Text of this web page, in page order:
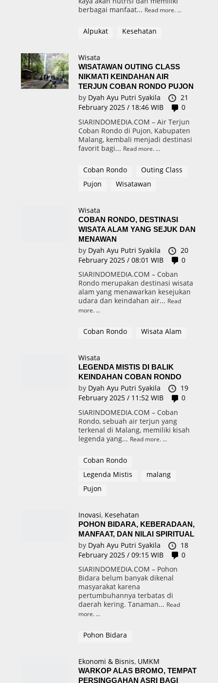
berbagai manfaat... Read more.
Alpukat Kesehatan
Wisata
WISATAWAN OUTING CLASS
NIKMATI KEINDAHAN AIR
TERJUN COBAN RONDO PUJON
by Dyah Ayu Putri Syakila
21
February 2025 / 18:46 WIB
0
SIARINDOMEDIA.COM – Air Terjun
Coban Rondo di Pujon, Kabupaten
Malang, kembali menjadi destinasi
favorit bagi... Read more.
Coban Rondo
Outing Class
Pujon
Wisatawan
Wisata
COBAN RONDO, DESTINASI
WISATA ALAM YANG SEJUK DAN
MENAWAN
by Dyah Ayu Putri Syakila
20
February 2025 / 08:01 WIB
0
SIARINDOMEDIA.COM – Coban
Rondo merupakan destinasi wisata
alam yang menawarkan kesejukan
udara dan keindahan air... Read
more.
Coban Rondo Wisata Alam
Wisata
LEGENDA MISTIS DI BALIK
KEINDAHAN COBAN RONDO
by Dyah Ayu Putri Syakila
19
February 2025 / 11:52 WIB
0
SIARINDOMEDIA.COM – Coban
Rondo, sebuah air terjun yang
terkenal di Malang, memiliki kisah
legenda yang... Read more.
Coban Rondo
Legenda Mistis
malang
Pujon
Inovasi, Kesehatan
POHON BIDARA, KEBERADAAN,
MANFAAT, DAN NILAI SPIRITUAL
by Dyah Ayu Putri Syakila
18
February 2025 / 09:15 WIB
0
SIARINDOMEDIA.COM – Pohon
Bidara belum banyak dikenal
masyarakat karena
pertumbuhannya terbatas di
daerah kering. Tanaman... Read
more.
Pohon Bidara
Ekonomi & Bisnis, UMKM
WARKOP ALAS BROMO, TEMPAT
PERSINGGAHAN ASRI BAGI